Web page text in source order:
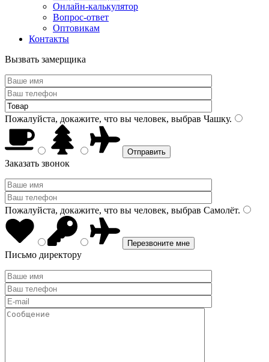
Онлайн-калькулятор
Вопрос-ответ
Оптовикам
Контакты
Вызвать замерщика
Пожалуйста, докажите, что вы человек, выбрав Чашку.
Заказать звонок
Пожалуйста, докажите, что вы человек, выбрав Самолёт.
Письмо директору